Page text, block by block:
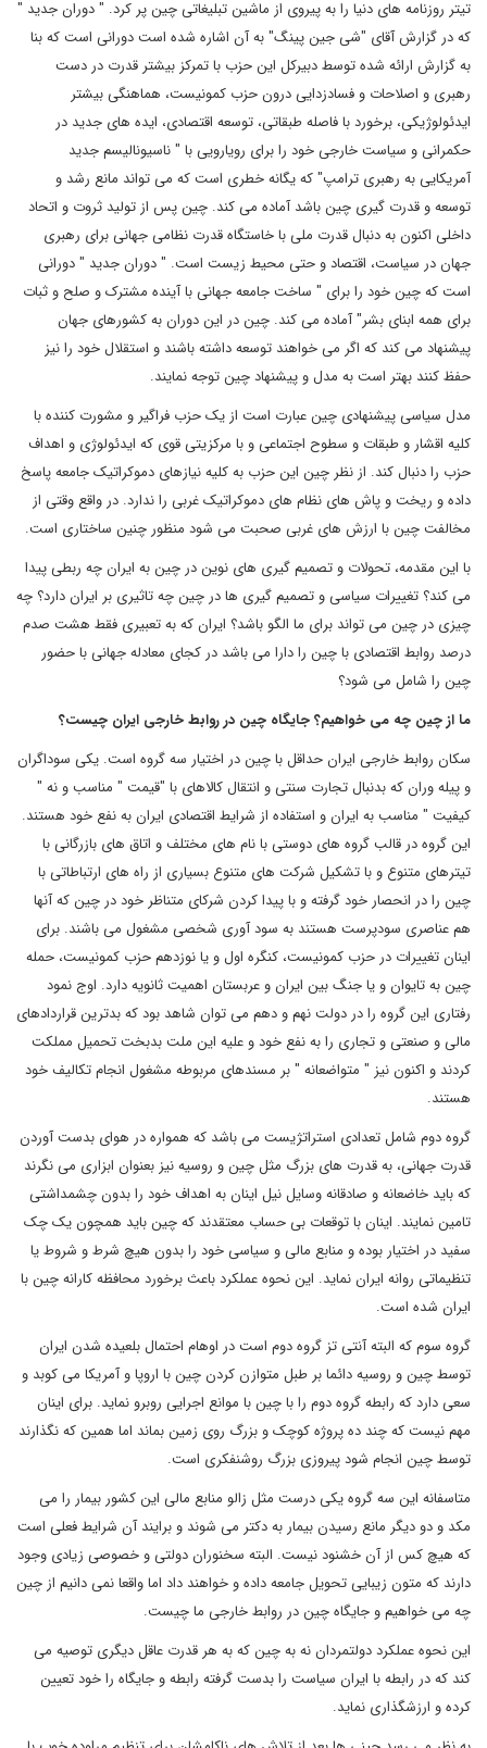
تیتر روزنامه های دنیا را به پیروی از ماشین تبلیغاتی چین پر کرد. " دوران جدید "
که در گزارش آقای "شی جین پینگ" به آن اشاره شده است دورانی است که بنا
به گزارش ارائه شده توسط دبیرکل این حزب با تمرکز بیشتر قدرت در دست
رهبری و اصلاحات و فسادزدایی درون حزب کمونیست، هماهنگی بیشتر
ایدئولوژیکی، برخورد با فاصله طبقاتی، توسعه اقتصادی، ایده های جدید در
حکمرانی و سیاست خارجی خود را برای رویارویی با " ناسیونالیسم جدید
آمریکایی به رهبری ترامپ" که یگانه خطری است که می تواند مانع رشد و
توسعه و قدرت گیری چین باشد آماده می کند. چین پس از تولید ثروت و اتحاد
داخلی اکنون به دنبال قدرت ملی با خاستگاه قدرت نظامی جهانی برای رهبری
جهان در سیاست، اقتصاد و حتی محیط زیست است. " دوران جدید " دورانی
است که چین خود را برای " ساخت جامعه جهانی با آینده مشترک و صلح و ثبات
برای همه ابنای بشر" آماده می کند. چین در این دوران به کشورهای جهان
پیشنهاد می کند که اگر می خواهند توسعه داشته باشند و استقلال خود را نیز
حفظ کنند بهتر است به مدل و پیشنهاد چین توجه نمایند.
مدل سیاسی پیشنهادی چین عبارت است از یک حزب فراگیر و مشورت کننده با
کلیه اقشار و طبقات و سطوح اجتماعی و با مرکزیتی قوی که ایدئولوژی و اهداف
حزب را دنبال کند. از نظر چین این حزب به کلیه نیازهای دموکراتیک جامعه پاسخ
داده و ریخت و پاش های نظام های دموکراتیک غربی را ندارد. در واقع وقتی از
مخالفت چین با ارزش های غربی صحبت می شود منظور چنین ساختاری است.
با این مقدمه، تحولات و تصمیم گیری های نوین در چین به ایران چه ربطی پیدا
می کند؟ تغییرات سیاسی و تصمیم گیری ها در چین چه تاثیری بر ایران دارد؟ چه
چیزی در چین می تواند برای ما الگو باشد؟ ایران که به تعبیری فقط هشت صدم
درصد روابط اقتصادی با چین را دارا می باشد در کجای معادله جهانی با حضور
چین را شامل می شود؟
ما از چین چه می خواهیم؟ جایگاه چین در روابط خارجی ایران چیست؟
سکان روابط خارجی ایران حداقل با چین در اختیار سه گروه است. یکی سوداگران
و پیله وران که بدنبال تجارت سنتی و انتقال کالاهای با "قیمت " مناسب و نه "
کیفیت " مناسب به ایران و استفاده از شرایط اقتصادی ایران به نفع خود هستند.
این گروه در قالب گروه های دوستی با نام های مختلف و اتاق های بازرگانی با
تیترهای متنوع و با تشکیل شرکت های متنوع بسیاری از راه های ارتباطاتی با
چین را در انحصار خود گرفته و با پیدا کردن شرکای متناظر خود در چین که آنها
هم عناصری سودپرست هستند به سود آوری شخصی مشغول می باشند. برای
اینان تغییرات در حزب کمونیست، کنگره اول و یا نوزدهم حزب کمونیست، حمله
چین به تایوان و یا جنگ بین ایران و عربستان اهمیت ثانویه دارد. اوج نمود
رفتاری این گروه را در دولت نهم و دهم می توان شاهد بود که بدترین قراردادهای
مالی و صنعتی و تجاری را به نفع خود و علیه این ملت بدبخت تحمیل مملکت
کردند و اکنون نیز " متواضعانه " بر مسندهای مربوطه مشغول انجام تکالیف خود
هستند.
گروه دوم شامل تعدادی استراتژیست می باشد که همواره در هوای بدست آوردن
قدرت جهانی، به قدرت های بزرگ مثل چین و روسیه نیز بعنوان ابزاری می نگرند
که باید خاضعانه و صادقانه وسایل نیل اینان به اهداف خود را بدون چشمداشتی
تامین نمایند. اینان با توقعات بی حساب معتقدند که چین باید همچون یک چک
سفید در اختیار بوده و منابع مالی و سیاسی خود را بدون هیچ شرط و شروط یا
تنظیماتی روانه ایران نماید. این نحوه عملکرد باعث برخورد محافظه کارانه چین با
ایران شده است.
گروه سوم که البته آنتی تز گروه دوم است در اوهام احتمال بلعیده شدن ایران
توسط چین و روسیه دائما بر طبل متوازن کردن چین با اروپا و آمریکا می کوبد و
سعی دارد که رابطه گروه دوم را با چین با موانع اجرایی روبرو نماید. برای اینان
مهم نیست که چند ده پروژه کوچک و بزرگ روی زمین بماند اما همین که نگذارند
توسط چین انجام شود پیروزی بزرگ روشنفکری است.
متاسفانه این سه گروه یکی درست مثل زالو منابع مالی این کشور بیمار را می
مکد و دو دیگر مانع رسیدن بیمار به دکتر می شوند و برایند آن شرایط فعلی است
که هیچ کس از آن خشنود نیست. البته سخنوران دولتی و خصوصی زیادی وجود
دارند که متون زیبایی تحویل جامعه داده و خواهند داد اما واقعا نمی دانیم از چین
چه می خواهیم و جایگاه چین در روابط خارجی ما چیست.
این نحوه عملکرد دولتمردان نه به چین که به هر قدرت عاقل دیگری توصیه می
کند که در رابطه با ایران سیاست را بدست گرفته رابطه و جایگاه را خود تعیین
کرده و ارزشگذاری نماید.